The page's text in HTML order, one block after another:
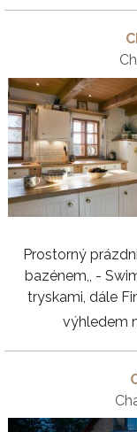
Prostorný
bazénem,, -
tryskami, dále
výhledem